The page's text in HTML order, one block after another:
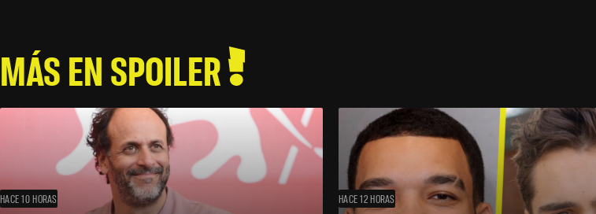
MÁS EN SPOILER
HACE 10 HORAS HACE 12 HORAS